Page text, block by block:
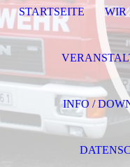
STARTSEITE WIR
INFO /